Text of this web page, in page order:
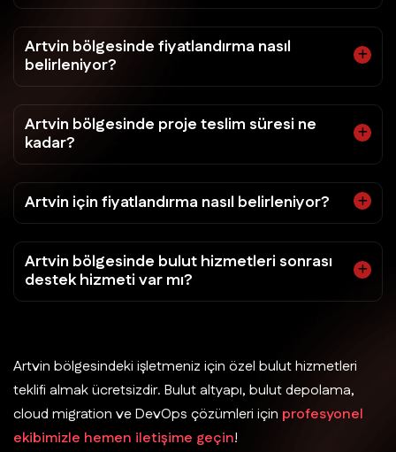
Artvin bölgesinde fiyatlandırma nasıl
belirleniyor?
Artvin bölgesinde proje teslim süresi ne
kadar?
Artvin için fiyatlandırma nasıl belirleniyor?
Artvin bölgesinde bulut hizmetleri sonrası
destek hizmeti var mı?
Artvin bölgesindeki işletmeniz için özel bulut hizmetleri
teklifi almak ücretsizdir. Bulut altyapı, bulut depolama,
cloud migration ve DevOps çözümleri için profesyonel
ekibimizle hemen iletişime geçin!